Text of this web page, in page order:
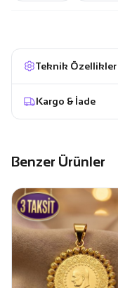
Teknik Özellikler
Kargo & İade
Benzer Ürünler